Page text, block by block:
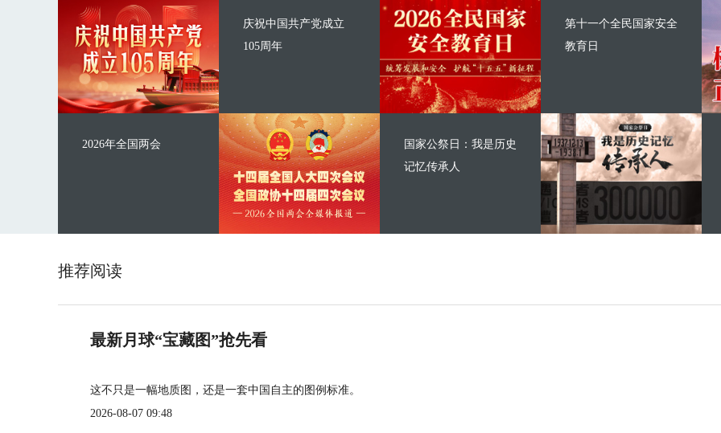
庆祝中国共产党成立
105周年
2026年全国两会
第十一个全民国家安全
教育日
国家公祭日：我是历史
记忆传承人
推荐阅读
最新月球“宝藏图”抢先看
这不只是一幅地质图，还是一套中国自主的图例标准。
2026-08-07 09:48